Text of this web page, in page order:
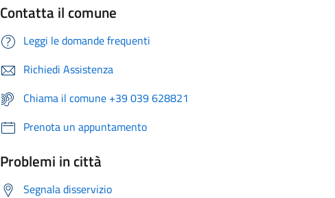
Contatta il comune
Leggi le domande frequenti
Richiedi Assistenza
Chiama il comune +39 039 628821
Prenota un appuntamento
Problemi in città
Segnala disservizio